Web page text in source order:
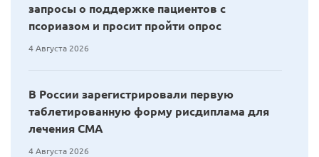
запросы о поддержке пациентов с
псориазом и просит пройти опрос
4 Августа 2026
В России зарегистрировали первую
таблетированную форму рисдиплама для
лечения СМА
4 Августа 2026